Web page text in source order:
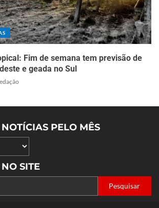
Fim de semana tem previsão de
e geada no Sul
PELO MÊS
SITE